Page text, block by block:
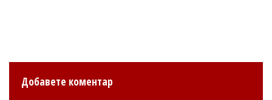
Добавете коментар